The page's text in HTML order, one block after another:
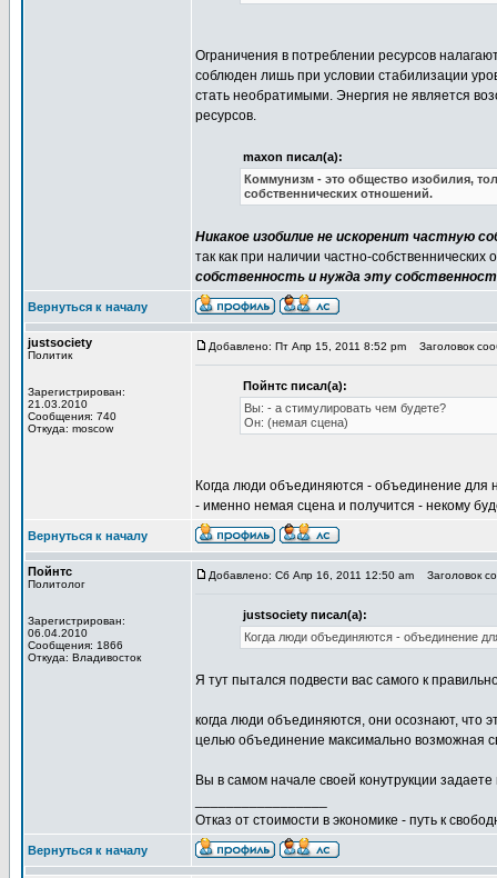
Ограничения в потреблении ресурсов
соблюден лишь при условии стабилизации
стать необратимыми. Энергия не является
ресурсов.
maxon писал(а):
Коммунизм - это общество изобилия,
собственнических отношений.
Никакое изобилие не искоренит частную
так как при наличии частно-
собственность и нужда эту
Вернуться к началу
justsociety
Политик
Зарегистрирован:
21.03.2010
Сообщения: 740
Откуда: moscow
Добавлено: Пт Апр 15, 2011 8:52 pm Заголовок
Пойнтс писал(а):
Вы: - а стимулировать чем будете?
Он: (немая сцена)
Когда люди объединяются - объединение для
- именно немая сцена и получится - некому
Вернуться к началу
Пойнтс
Политолог
Зарегистрирован:
06.04.2010
Сообщения: 1866
Откуда: Владивосток
Добавлено: Сб Апр 16, 2011 12:50 am Заголовок
justsociety писал(а):
Когда люди объединяются - объединение
Я тут пытался подвести вас самого к
когда люди объединяются, они осознают, что
целью объединение максимально возможная
Вы в самом начале своей конутрукции
Отказ от стоимости в экономике - путь к
Вернуться к началу